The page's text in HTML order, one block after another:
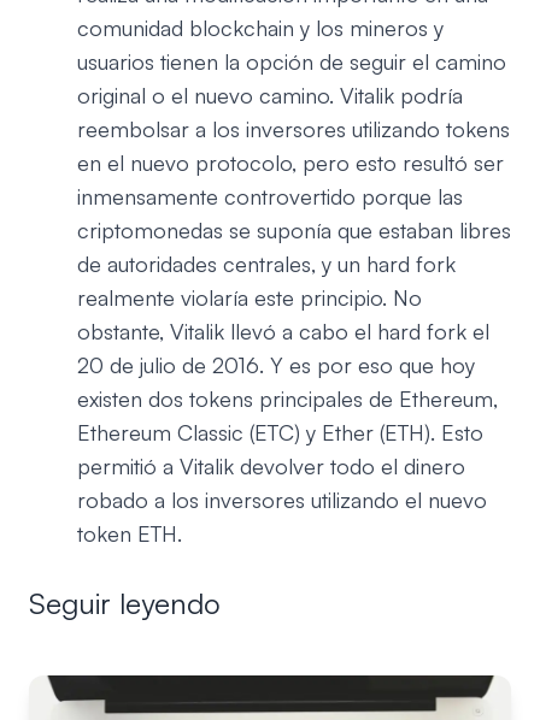
comunidad blockchain y los mineros y
usuarios tienen la opción de seguir el camino
original o el nuevo camino. Vitalik podría
reembolsar a los inversores utilizando tokens
en el nuevo protocolo, pero esto resultó ser
inmensamente controvertido porque las
criptomonedas se suponía que estaban libres
de autoridades centrales, y un hard fork
realmente violaría este principio. No
obstante, Vitalik llevó a cabo el hard fork el
20 de julio de 2016. Y es por eso que hoy
existen dos tokens principales de Ethereum,
Ethereum Classic (ETC) y Ether (ETH). Esto
permitió a Vitalik devolver todo el dinero
robado a los inversores utilizando el nuevo
token ETH.
Seguir leyendo